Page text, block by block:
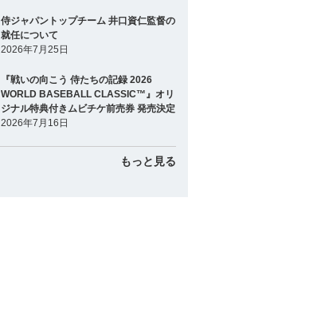
侍ジャパントップチーム 井口資仁監督の
就任について
2026年7月25日
『戦いの向こう 侍たちの記録 2026
WORLD BASEBALL CLASSIC™』オリ
ジナル特典付きムビチケ前売券 発売決定
2026年7月16日
もっと見る